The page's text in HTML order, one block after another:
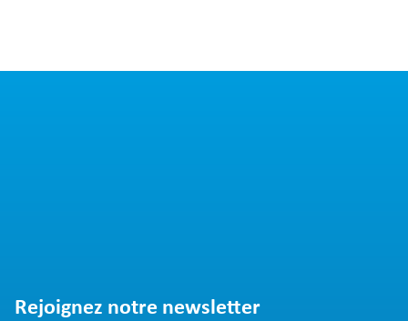
Rejoignez notre newsletter